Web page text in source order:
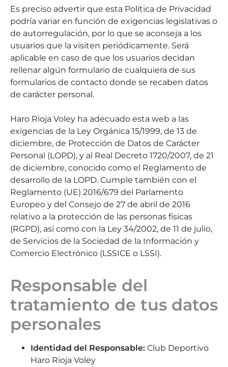
Es preciso advertir que esta Política de Privacidad
podría variar en función de exigencias legislativas o
de autorregulación, por lo que se aconseja a los
usuarios que la visiten periódicamente. Será
aplicable en caso de que los usuarios decidan
rellenar algún formulario de cualquiera de sus
formularios de contacto donde se recaben datos
de carácter personal.
Haro Rioja Voley ha adecuado esta web a las
exigencias de la Ley Orgánica 15/1999, de 13 de
diciembre, de Protección de Datos de Carácter
Personal (LOPD), y al Real Decreto 1720/2007, de 21
de diciembre, conocido como el Reglamento de
desarrollo de la LOPD. Cumple también con el
Reglamento (UE) 2016/679 del Parlamento
Europeo y del Consejo de 27 de abril de 2016
relativo a la protección de las personas físicas
(RGPD), así como con la Ley 34/2002, de 11 de julio,
de Servicios de la Sociedad de la Información y
Comercio Electrónico (LSSICE o LSSI).
Responsable del
tratamiento de tus datos
personales
Identidad del Responsable: Club Deportivo
Haro Rioja Voley